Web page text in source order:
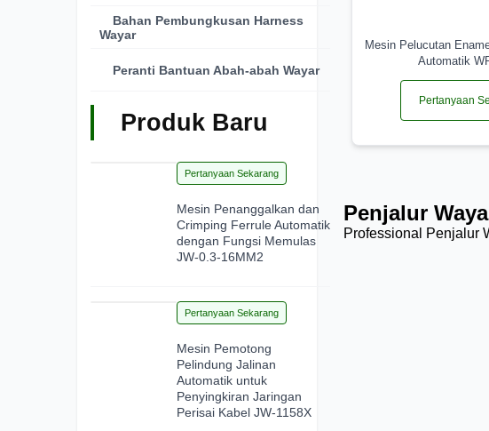
Bahan Pembungkusan Harness
Wayar
Peranti Bantuan Abah-abah Wayar
Produk Baru
Pertanyaan Sekarang
Mesin Penanggalkan dan
Crimping Ferrule Automatik
dengan Fungsi Memulas
JW-0.3-16MM2
Pertanyaan Sekarang
Mesin Pemotong
Pelindung Jalinan
Automatik untuk
Penyingkiran Jaringan
Perisai Kabel JW-1158X
Mesin Pelucutan
Automatik
Pertanyaan
Penjalur
Professional Penjalur